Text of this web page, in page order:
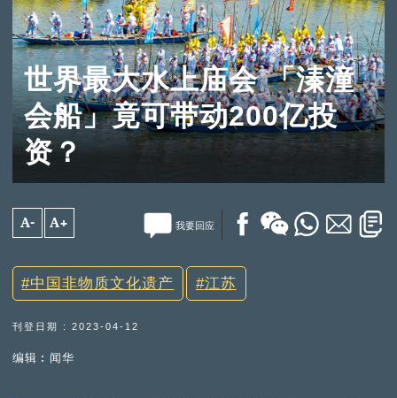
世界最大水上庙会 「溱潼
会船」竟可带动200亿投
资？
A- A+ 我要回应
中国非物质文化遗产 江苏
刊登日期 : 2023-04-12
编辑︰闻华